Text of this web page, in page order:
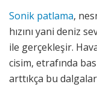
Sonik patlama,
hızını yani deniz
ile gerçekleşir.
cisim, etrafında
arttıkça bu